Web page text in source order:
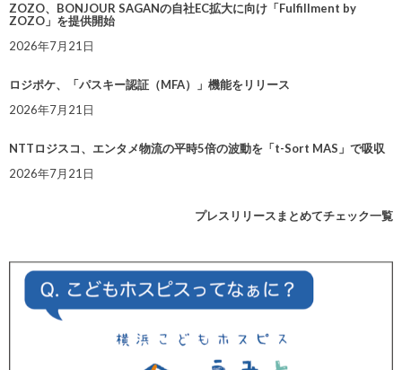
ZOZO、BONJOUR SAGANの自社EC拡大に向け「Fulfillment by
ZOZO」を提供開始
2026年7月21日
ロジポケ、「パスキー認証（MFA）」機能をリリース
2026年7月21日
NTTロジスコ、エンタメ物流の平時5倍の波動を「t-Sort MAS」で吸収
2026年7月21日
プレスリリースまとめてチェック一覧